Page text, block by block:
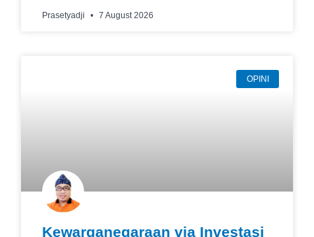
Prasetyadji 7 August 2026
OPINI
Kewarganegaraan via Investasi